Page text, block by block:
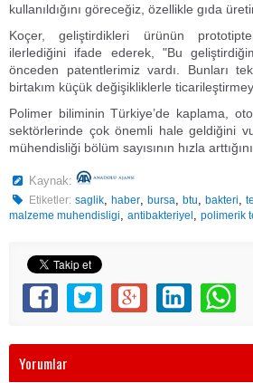
kullanıldığını göreceğiz, özellikle gıda
Koçer, geliştirdikleri ürünün
ilerlediğini ifade ederek, "Bu
önceden patentlerimiz vardı. Bunları
birtakım küçük değişikliklerle
Polimer biliminin Türkiye’de kaplama,
sektörlerinde çok önemli hale geldiğini
mühendisliği bölüm sayısının hızla
Kaynak:
Etiketler: saglik,haber,bursa,btu,bakteri,
malzeme muhendisligi, antibakteriyel , polimerik
Yorumlar